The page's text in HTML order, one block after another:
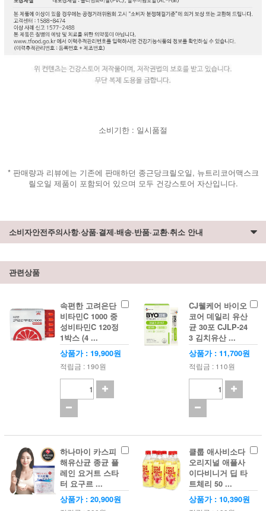
소비기한 : 일시품절
* 판매량과 리뷰에는 기존에 판매하던 종근당크릴오일, 뉴트리코어맥스크
릴오일 제품이 포함되어 있으며 모두 건강스토어 자산입니다.
소비자안전주의사항·상품·결제·배송·반품·교환·취소 안내
관련상품
속편한 고려은단
비타민C 1000 중
성비타민C 120정
1박스 (4 ...
상품가 : 19,900원
적립금 : 190원
CJ웰케어 바이오
코어 데일리 유산
균 30포 CJLP-24
3 김치유산 ...
상품가 : 11,700원
적립금 : 110원
하나마이 카스피
해유산균 종균 플
레인 요거트 스타
터 요구르 ...
상품가 : 20,900원
클룹 애사비소다
오리지널 애플사
이다비니거 딥 타
트체리 50 ...
상품가 : 10,390원